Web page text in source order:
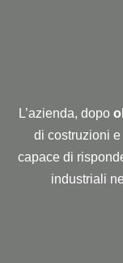
L’azienda, dopo
di costruzioni
capace di
industriali